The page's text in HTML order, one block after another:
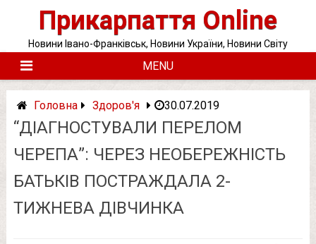
Прикарпаття Online
Новини Івано-Франківськ, Новини України, Новини Світу
MENU
Головна Здоров'я 30.07.2019
“ДІАГНОСТУВАЛИ ПЕРЕЛОМ
ЧЕРЕПА”: ЧЕРЕЗ НЕОБЕРЕЖНІСТЬ
БАТЬКІВ ПОСТРАЖДАЛА 2-
ТИЖНЕВА ДІВЧИНКА